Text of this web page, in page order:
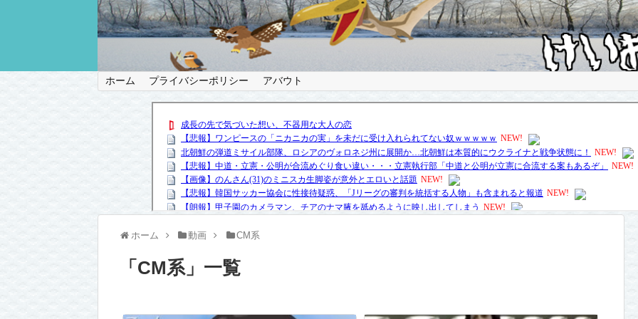
ホーム プライバシーポリシー アバウト
ホーム 動画 CM系
「 CM系」 一覧